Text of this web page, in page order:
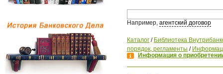
Например, агентский договор
Каталог / Библиотека
порядок, регламенты /
Информация о